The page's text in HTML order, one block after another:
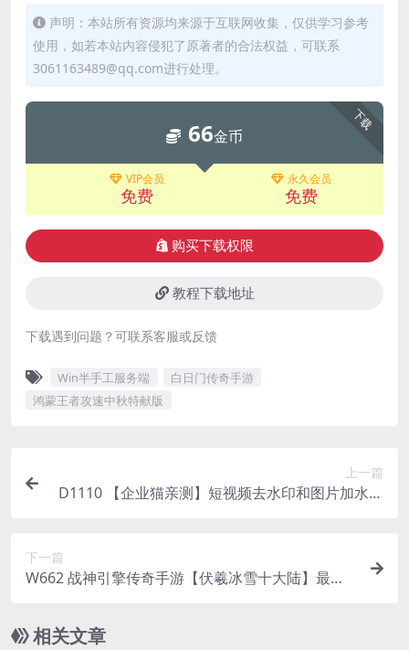
声明：本站所有资源均来源于互联网收集，仅供学习参考
使用，如若本站内容侵犯了原著者的合法权益，可联系
3061163489@qq.com进行处理。
下载
66金币
VIP会员
免费
永久会员
免费
购买下载权限
教程下载地址
下载遇到问题？可联系客服或反馈
Win半手工服务端
白日门传奇手游
鸿蒙王者攻速中秋特献版
上一篇
D1110 【企业猫亲测】短视频去水印和图片加水印
下一篇
W662 战神引擎传奇手游【伏羲冰雪十大陆】最新
相关文章